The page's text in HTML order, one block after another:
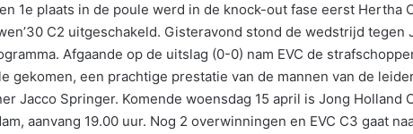
1e plaats in de poule werd in de knock-out fase eerst Hertha
C2 uitgeschakeld. Gisteravond stond de wedstrijd tegen
Afgaande op de uitslag (0-0) nam EVC de
gekomen, een prachtige prestatie van de mannen van de
Jacco Springer. Komende woensdag 15 april is Jong Holland
aanvang 19.00 uur. Nog 2 overwinningen en EVC C3 gaat